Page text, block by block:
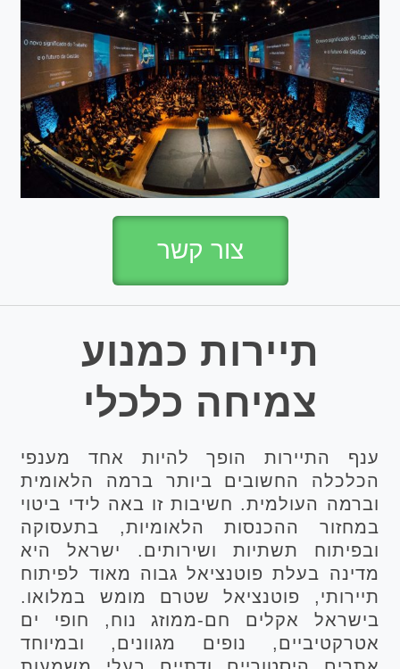
צור קשר
תיירות כמנוע
צמיחה כלכלי
ענף התיירות הופך להיות אחד מענפי
הכלכלה החשובים ביותר ברמה הלאומית
וברמה העולמית. חשיבות זו באה לידי ביטוי
במחזור ההכנסות הלאומיות, בתעסוקה
ובפיתוח תשתיות ושירותים. ישראל היא
מדינה בעלת פוטנציאל גבוה מאוד לפיתוח
תיירותי, פוטנציאל שטרם מומש במלואו.
בישראל אקלים חם-ממוזג נוח, חופי ים
אטרקטיביים, נופים מגוונים, ובמיוחד